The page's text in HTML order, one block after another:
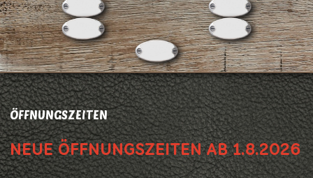
ÖFFNUNGSZEITEN
NEUE ÖFFNUNGSZEITEN AB 1.8.2026